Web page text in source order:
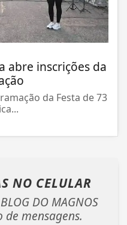
abre inscrições da
da Festa de 73
NO CELULAR
DO MAGNOS
mensagens.